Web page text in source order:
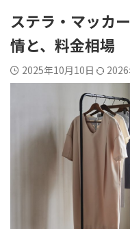
ステラ・マッカ
情と、料金相場
2025年10月10日